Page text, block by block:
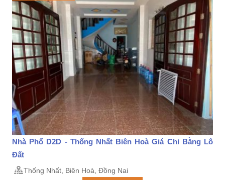
Nhà Phố D2D - Thống Nhất Biên Hoà Giá Chỉ Bằng Lô
Đất
Thống Nhất, Biên Hoà, Đồng Nai